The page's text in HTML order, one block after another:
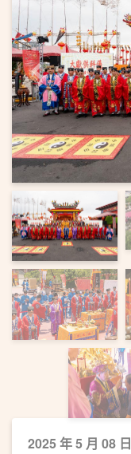
上一页
2025 年 5 月 08 日